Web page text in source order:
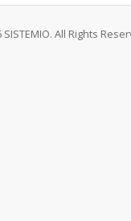
All Rights